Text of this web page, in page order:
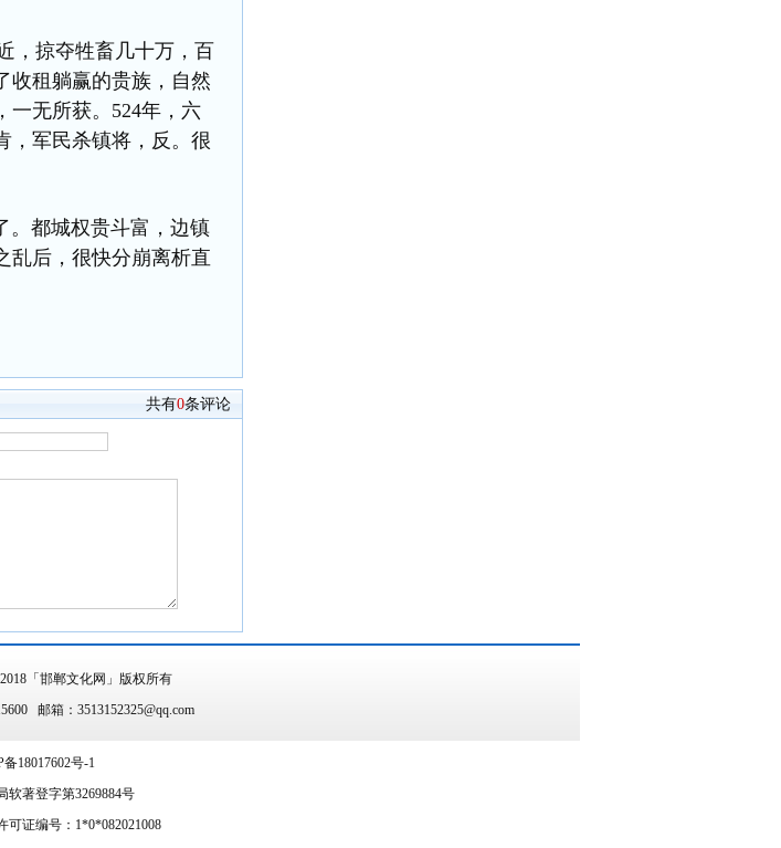
，掠夺牲畜几十万，百
收租躺赢的贵族，自然
一无所获。524年，六
，军民杀镇将，反。很
都城权贵斗富，边镇
乱后，很快分崩离析直
共有0条评论
2018「邯郸文化网」版权所有
邮箱：3513152325@qq.com
备18017602号-1
软著登字第3269884号
可证编号：1*0*082021008